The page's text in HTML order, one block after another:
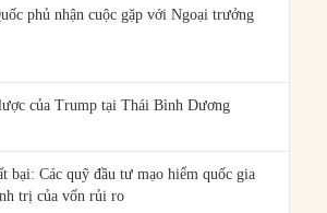
phủ nhận cuộc gặp với Ngoại trưởng
của Trump tại Thái Bình Dương
bại: Các quỹ đầu tư mạo hiểm quốc gia
trị của vốn rủi ro